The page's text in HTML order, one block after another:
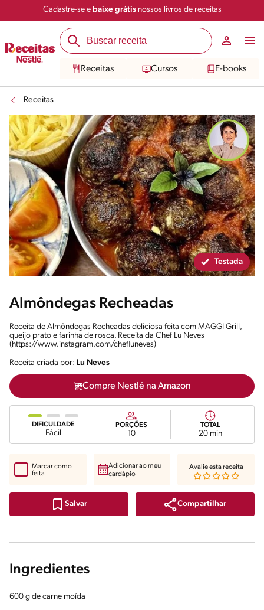
Cadastre-se e baixe grátisnossos livros de receitas
Receitas Cursos E-books
Receitas
Salvar Compartilhar
Testada
Almôndegas Recheadas
Receita de Almôndegas Recheadas deliciosa feita com MAGGI Grill,
queijo prato e farinha de rosca. Receita da Chef Lu Neves
(https://www.instagram.com/chefluneves)
Receita criada por: Lu Neves
Compre Nestlé na Amazon
DIFICULDADE
Fácil
PORÇÕES
10
TOTAL
20 min
Salvar Compartilhar
Marcar como
feita
Adicionar ao meu
cardápio
Avalie esta receita
Ingredientes
600 g de carne moída